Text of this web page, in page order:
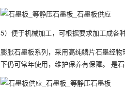
5）便于机械加工，可根据要求加工成各
膨胀石墨板系列，采用高纯鳞片石墨经
下仍可常年使用，维护保养有保障。 是